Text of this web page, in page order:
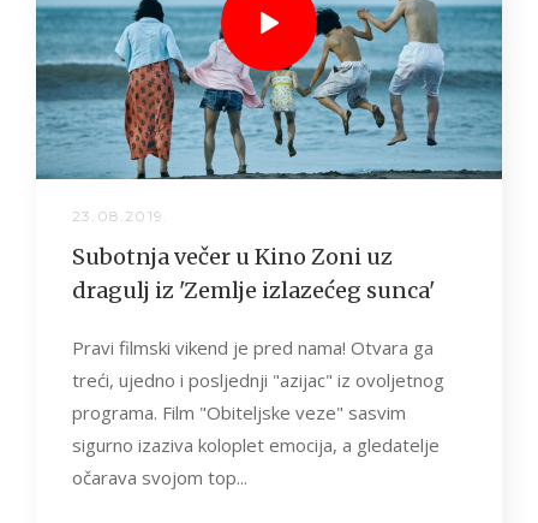
23.08.2019.
Subotnja večer u Kino Zoni uz
dragulj iz 'Zemlje izlazećeg sunca'
Pravi filmski vikend je pred nama! Otvara ga
treći, ujedno i posljednji "azijac" iz ovoljetnog
programa. Film "Obiteljske veze" sasvim
sigurno izaziva koloplet emocija, a gledatelje
očarava svojom top...